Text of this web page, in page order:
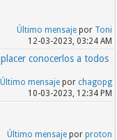
Último mensajepor Toni
12-03-2023, 03:24 AM
conocerlos a todos
Último mensajepor chagopg
10-03-2023, 12:34 PM
Último mensajepor proton